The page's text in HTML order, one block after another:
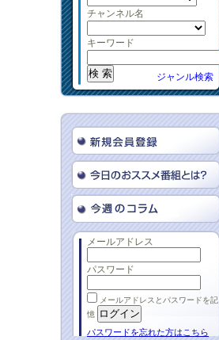
チャンネル名
キーワード
ジャンル検索
メールアドレス
パスワード
メールアドレスとパスワードを記
憶
パスワードを忘れた方はこちら